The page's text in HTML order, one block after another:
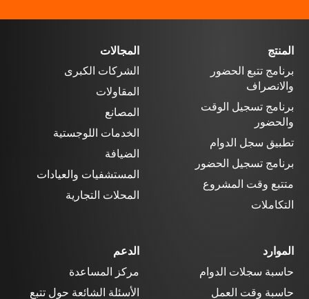
المنتج
برنامج تتبع الحضور
والانصراف
برنامج تسجيل الوقت
والحضور
تطبيق سجل الدوام
برنامج تسجيل الحضور
متتبع وقت المشروع
التكاملات
المجالات
الشركات الكبرى
المقاولات
المصانع
الخدمات اللوجستية
الضيافة
المستشفيات والعيادات
المحلات التجارية
الموارد
حاسبة سجلات الدوام
حاسبة وقت العمل
الدعم
مركز المساعدة
الأسئلة الشائعة حول تتبع